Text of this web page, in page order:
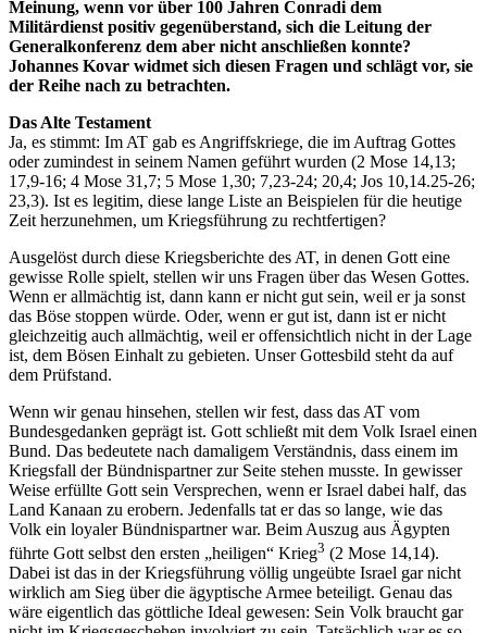
Meinung, wenn vor über 100 Jahren Conradi dem
Militärdienst positiv gegenüberstand, sich die Leitung der
Generalkonferenz dem aber nicht anschließen konnte?
Johannes Kovar widmet sich diesen Fragen und schlägt vor, sie
der Reihe nach zu betrachten.
Das Alte Testament
Ja, es stimmt: Im AT gab es Angriffskriege, die im Auftrag Gottes
oder zumindest in seinem Namen geführt wurden (2 Mose 14,13;
17,9-16; 4 Mose 31,7; 5 Mose 1,30; 7,23-24; 20,4; Jos 10,14.25-26;
23,3). Ist es legitim, diese lange Liste an Beispielen für die heutige
Zeit herzunehmen, um Kriegsführung zu rechtfertigen?
Ausgelöst durch diese Kriegsberichte des AT, in denen Gott eine
gewisse Rolle spielt, stellen wir uns Fragen über das Wesen Gottes.
Wenn er allmächtig ist, dann kann er nicht gut sein, weil er ja sonst
das Böse stoppen würde. Oder, wenn er gut ist, dann ist er nicht
gleichzeitig auch allmächtig, weil er offensichtlich nicht in der Lage
ist, dem Bösen Einhalt zu gebieten. Unser Gottesbild steht da auf
dem Prüfstand.
Wenn wir genau hinsehen, stellen wir fest, dass das AT vom
Bundesgedanken geprägt ist. Gott schließt mit dem Volk Israel einen
Bund. Das bedeutete nach damaligem Verständnis, dass einem im
Kriegsfall der Bündnispartner zur Seite stehen musste. In gewisser
Weise erfüllte Gott sein Versprechen, wenn er Israel dabei half, das
Land Kanaan zu erobern. Jedenfalls tat er das so lange, wie das
Volk ein loyaler Bündnispartner war. Beim Auszug aus Ägypten
führte Gott selbst den ersten „heiligen“ Krieg3 (2 Mose 14,14).
Dabei ist das in der Kriegsführung völlig ungeübte Israel gar nicht
wirklich am Sieg über die ägyptische Armee beteiligt. Genau das
wäre eigentlich das göttliche Ideal gewesen: Sein Volk braucht gar